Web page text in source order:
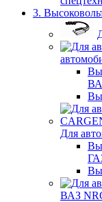
3.
Для
ВАЗ